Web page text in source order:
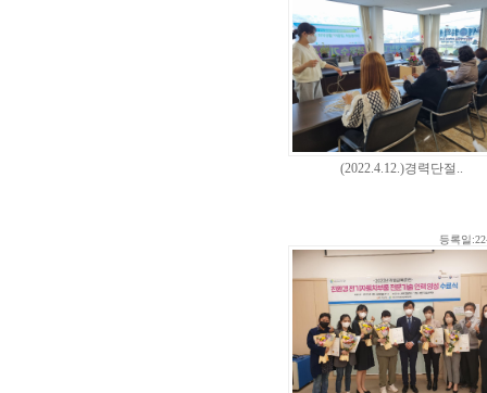
(2022.4.12.)경력단절..
등록일